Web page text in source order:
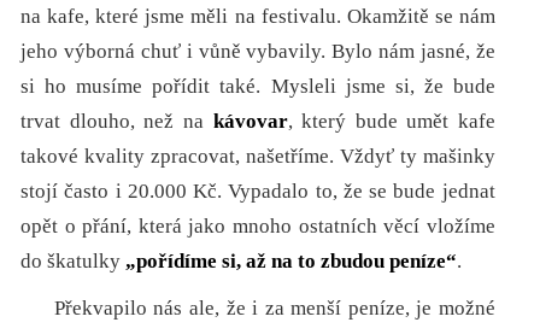
na kafe, které jsme měli na festivalu. Okamžitě se nám
jeho výborná chuť i vůně vybavily. Bylo nám jasné, že
si ho musíme pořídit také. Mysleli jsme si, že bude
trvat dlouho, než na kávovar, který bude umět kafe
takové kvality zpracovat, našetříme. Vždyť ty mašinky
stojí často i 20.000 Kč. Vypadalo to, že se bude jednat
opět o přání, která jako mnoho ostatních věcí vložíme
do škatulky „pořídíme si, až na to zbudou peníze“.
Překvapilo nás ale, že i za menší peníze, je možné